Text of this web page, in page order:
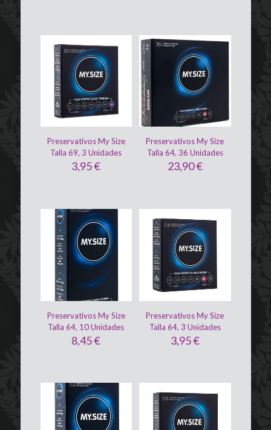
Preservativos My Size
Talla 69, 3 Unidades
3,95€
Preservativos My Size
Talla 64, 36 Unidades
23,90€
Preservativos My Size
Talla 64, 10 Unidades
8,45€
Preservativos My Size
Talla 64, 3 Unidades
3,95€